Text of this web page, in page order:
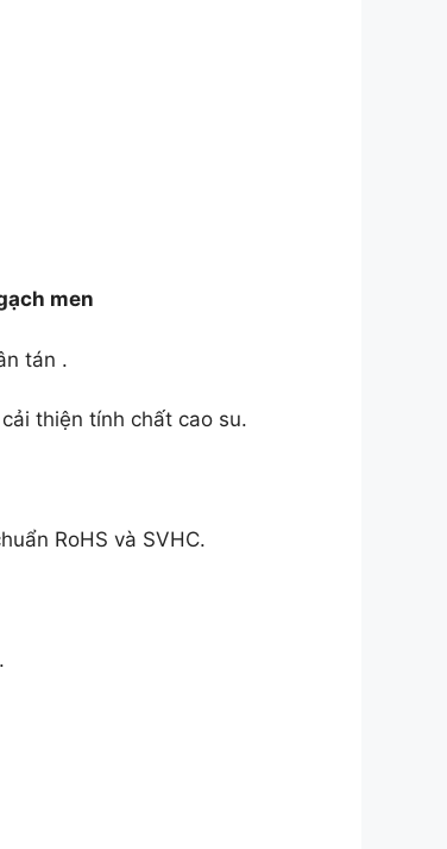
men
tán .
thiện tính chất cao su.
RoHS và SVHC.